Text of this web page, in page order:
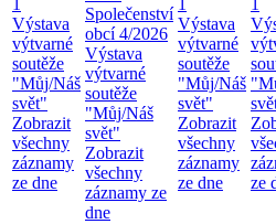
1
Výstava
výtvarné
soutěže
"Můj/Náš
svět"
Zobrazit
všechny
záznamy
ze dne
Společenství
obcí 4/2026
Výstava
výtvarné
soutěže
"Můj/Náš
svět"
Zobrazit
všechny
záznamy ze
dne
1
Výstava
výtvarné
soutěže
"Můj/Náš
svět"
Zobrazit
všechny
záznamy
ze dne
1
ze